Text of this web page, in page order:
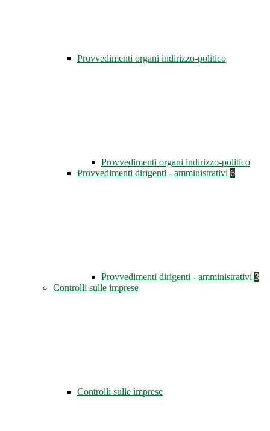
Provvedimenti organi indirizzo-politico
Provvedimenti organi indirizzo-politico
Provvedimenti dirigenti - amministrativi 6
Provvedimenti dirigenti - amministrativi 3
Controlli sulle imprese
Controlli sulle imprese